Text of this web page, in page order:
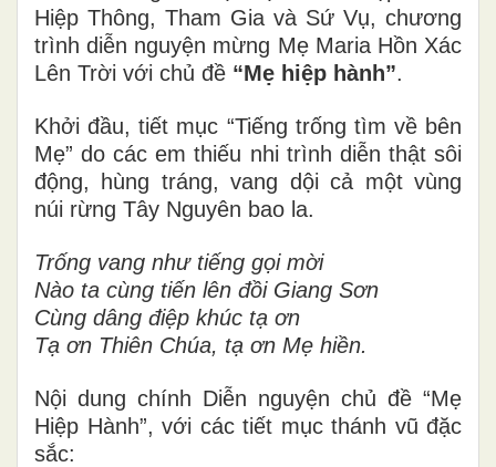
Hiệp Thông, Tham Gia và Sứ Vụ, chương
trình diễn nguyện mừng Mẹ Maria Hồn Xác
Lên Trời với chủ đề “Mẹ hiệp hành”.
Khởi đầu, tiết mục “Tiếng trống tìm về bên
Mẹ” do các em thiếu nhi trình diễn thật sôi
động, hùng tráng, vang dội cả một vùng
núi rừng Tây Nguyên bao la.
Trống vang như tiếng gọi mời
Nào ta cùng tiến lên đồi Giang Sơn
Cùng dâng điệp khúc tạ ơn
Tạ ơn Thiên Chúa, tạ ơn Mẹ hiền.
Nội dung chính Diễn nguyện chủ đề “Mẹ
Hiệp Hành”, với các tiết mục thánh vũ đặc
sắc: